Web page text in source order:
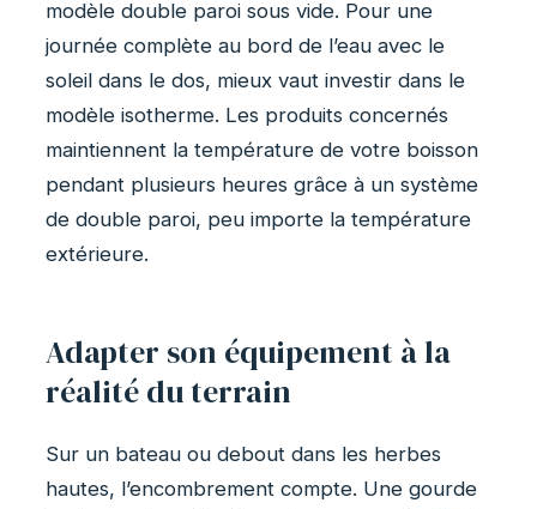
modèle double paroi sous vide. Pour une
journée complète au bord de l’eau avec le
soleil dans le dos, mieux vaut investir dans le
modèle isotherme. Les produits concernés
maintiennent la température de votre boisson
pendant plusieurs heures grâce à un système
de double paroi, peu importe la température
extérieure.
Adapter son équipement à la
réalité du terrain
Sur un bateau ou debout dans les herbes
hautes, l’encombrement compte. Une gourde